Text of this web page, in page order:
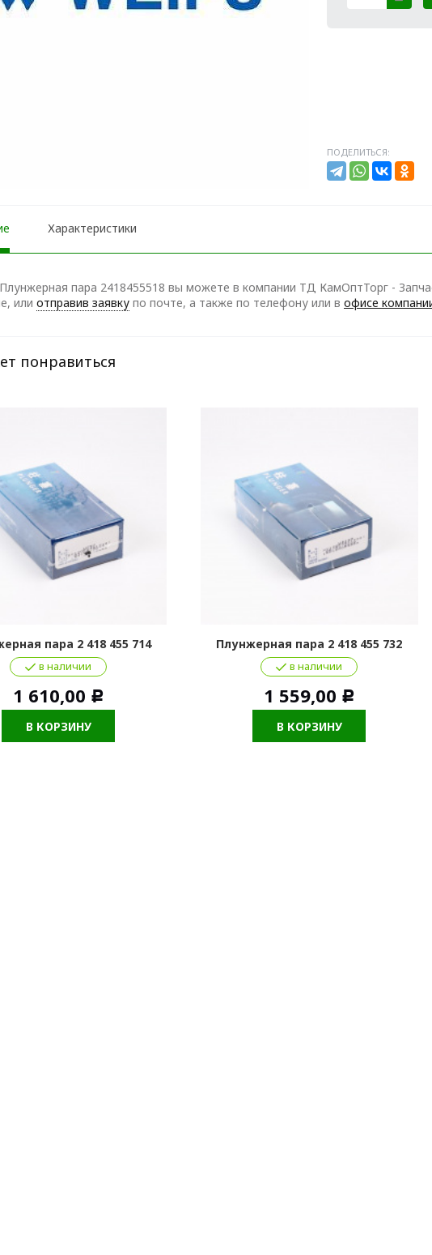
ПОДЕЛИТЬСЯ:
Характеристики
пара 2418455518 вы можете в компании ТД КамОптТорг -
или отправив заявку по почте, а также по телефону или в офисе
понравиться
пара 2 418 455 714
в наличии
1 610,00 Р
В КОРЗИНУ
Плунжерная пара 2 418 455 732
в наличии
1 559,00 Р
В КОРЗИНУ